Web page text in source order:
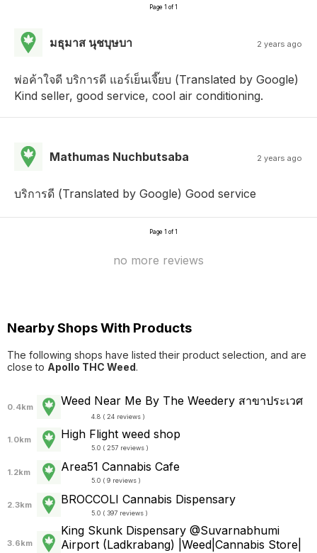
Page 1 of 1
มธุมาส นุชบุษบา 2 years ago
พ่อค้าใจดี บริการดี แอร์เย็นเจี๊ยบ (Translated by Google)
Kind seller, good service, cool air conditioning.
Mathumas Nuchbutsaba 2 years ago
บริการดี (Translated by Google) Good service
Page 1 of 1
no more reviews
Nearby Shops With Products
The following shops have listed their product selection, and are
close to Apollo THC Weed.
0.4km Weed Near Me By The Weedery สาขาประเวศ
4.8 ( 24 reviews )
1.0km High Flight weed shop
5.0 ( 257 reviews )
1.2km Area51 Cannabis Cafe
5.0 ( 9 reviews )
2.3km BROCCOLI Cannabis Dispensary
5.0 ( 397 reviews )
3.6km
King Skunk Dispensary @Suvarnabhumi
Airport (Ladkrabang) |Weed|Cannabis Store|